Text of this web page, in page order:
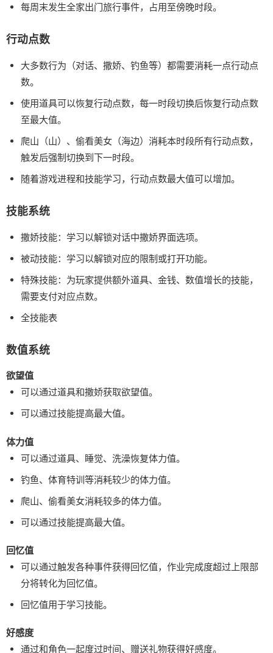
每周末发生全家出门旅行事件，占用至傍晚时段。
行动点数
大多数行为（对话、撒娇、钓鱼等）都需要消耗一点行动点
数。
使用道具可以恢复行动点数，每一时段切换后恢复行动点数
至最大值。
爬山（山）、偷看美女（海边）消耗本时段所有行动点数，
触发后强制切换到下一时段。
随着游戏进程和技能学习，行动点数最大值可以增加。
技能系统
撒娇技能：学习以解锁对话中撒娇界面选项。
被动技能：学习以解锁对应的限制或打开功能。
特殊技能：为玩家提供额外道具、金钱、数值增长的技能，
需要支付对应点数。
全技能表
数值系统
欲望值
可以通过道具和撒娇获取欲望值。
可以通过技能提高最大值。
体力值
可以通过道具、睡觉、洗澡恢复体力值。
钓鱼、体育特训等消耗较少的体力值。
爬山、偷看美女消耗较多的体力值。
可以通过技能提高最大值。
回忆值
可以通过触发各种事件获得回忆值，作业完成度超过上限部
分将转化为回忆值。
回忆值用于学习技能。
好感度
通过和角色一起度过时间、赠送礼物获得好感度。